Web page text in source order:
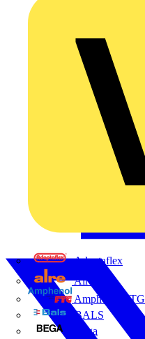
Adaptaflex
Alre
Amphenol FTG
BALS
Bega